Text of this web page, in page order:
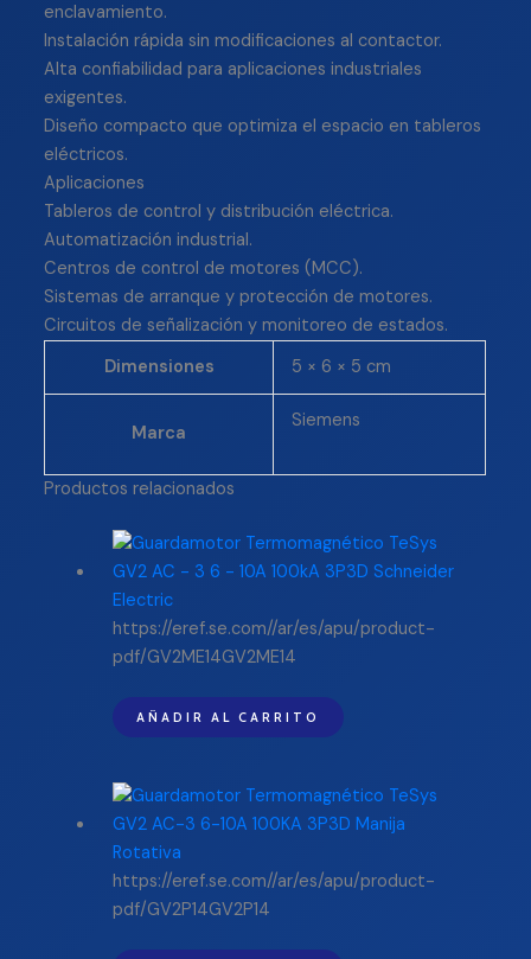
enclavamiento.
Instalación rápida sin modificaciones al contactor.
Alta confiabilidad para aplicaciones industriales
exigentes.
Diseño compacto que optimiza el espacio en tableros
eléctricos.
Aplicaciones
Tableros de control y distribución eléctrica.
Automatización industrial.
Centros de control de motores (MCC).
Sistemas de arranque y protección de motores.
Circuitos de señalización y monitoreo de estados.
Dimensiones
5 × 6 × 5 cm
Marca
Siemens
Productos relacionados
https://eref.se.com//ar/es/apu/product-
pdf/GV2ME14GV2ME14
AÑADIR AL CARRITO
https://eref.se.com//ar/es/apu/product-
pdf/GV2P14GV2P14